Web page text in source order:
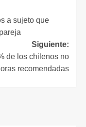
a sujeto que
Siguiente:
de los chilenos no
recomendadas